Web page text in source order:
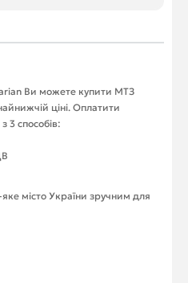
Ви можете купити МТЗ
ціні. Оплатити
3 способів:
місто України зручним для